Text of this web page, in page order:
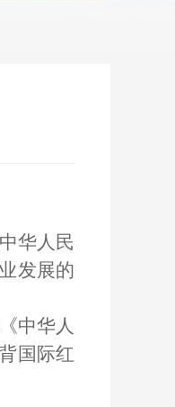
华人民
发展的
中华人
国际红